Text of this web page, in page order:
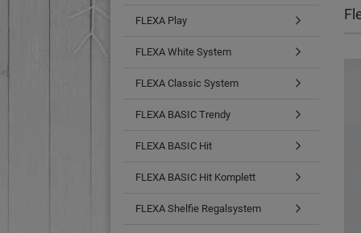
FLEXA Play
FLEXA White System
FLEXA Classic System
FLEXA BASIC Trendy
FLEXA BASIC Hit
FLEXA BASIC Hit Komplett
FLEXA Shelfie Regalsystem